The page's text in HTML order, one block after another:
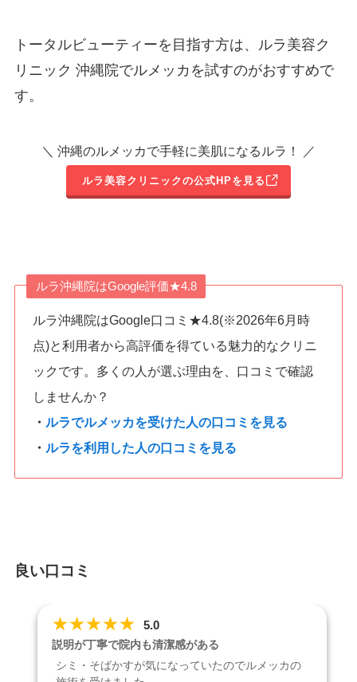
トータルビューティーを目指す方は、ルラ美容ク
リニック 沖縄院でルメッカを試すのがおすすめで
す。
＼ 沖縄のルメッカで手軽に美肌になるルラ！ ／
ルラ美容クリニックの公式HPを見る
ルラ沖縄院はGoogle評価★4.8
ルラ沖縄院はGoogle口コミ★4.8(※2026年6月時
点)と利用者から高評価を得ている魅力的なクリニ
ックです。多くの人が選ぶ理由を、口コミで確認
しませんか？
・ ルラでルメッカを受けた人の口コミを見る
・ ルラを利用した人の口コミを見る
良い口コミ
★★★★★ 5.0
説明が丁寧で院内も清潔感がある
シミ・そばかすが気になっていたのでルメッカの